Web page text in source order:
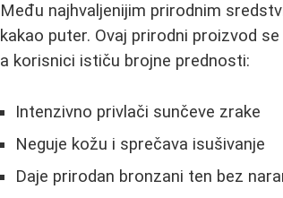
Među najhvaljenijim prirodnim
kakao puter. Ovaj prirodni proizvod
a korisnici ističu brojne prednosti:
Intenzivno privlači sunčeve zrake
Neguje kožu i sprečava isušivanje
Daje prirodan bronzani ten bez